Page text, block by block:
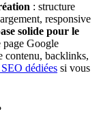
: structure
responsive
solide pour le
page Google
contenu, backlinks,
dédiées si vous